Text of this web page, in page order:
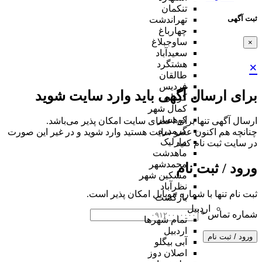
ثبت آگهی
×
×
برای ارسال آگهی باید وارد سایت شوید
ارسال آگهی تنها برای اعضای سایت امکان پذیر می‌باشد.
چنانچه هم‌ اکنون عضو سایت هستید وارد شوید و در غیر این صورت
در سایت ثبت نام کنید
ورود / ثبت نام
ثبت نام تنها با شماره موبایل امکان پذیر است.
شماره تماس*
ورود / ثبت نام
تنکمان
تهراندشت
چهارباغ
ساوجبلاغ
سعیدآباد
هشتگرد
طالقان
فردیس
کردان
کمال شهر
کوهسار
گرمدره
مارلیک
ماهدشت
محمدشهر
مشکین شهر
نظرآباد
بازگشت
اردبیل
تمام شهر‌ها
اردبیل
آبی بیگلو
اصلان دوز